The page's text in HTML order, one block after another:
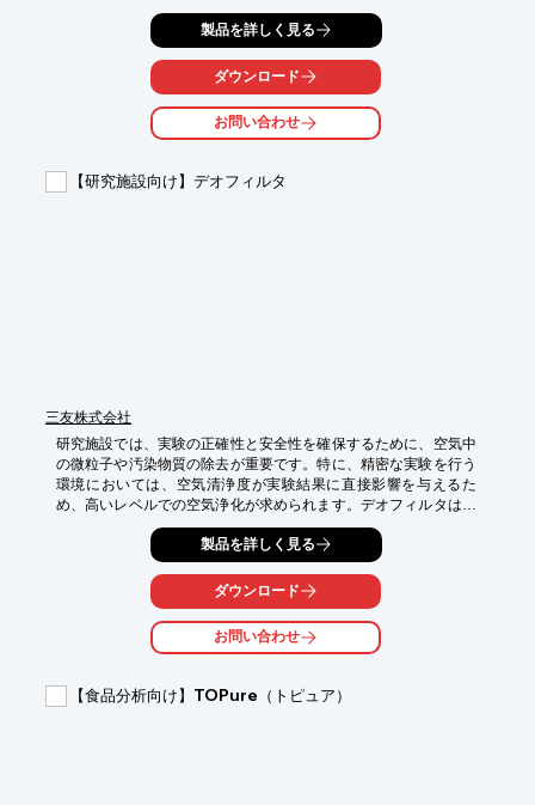
を高めることを目指します。改質された空気は、水や培地に取り
込むことで、実験対象の生育環境を整え、より正確で信頼性の高
い実験結果を得るためのサポートをします。
【活用シーン】
・植物生理学実験
・微生物培養実験
・水質分析実験
製品を詳しく見る
ダウンロード
お問い合わせ
【研究施設向け】デオフィルタ
三友株式会社
研究施設では、実験の正確性と安全性を確保するために、空気中
の微粒子や汚染物質の除去が重要です。特に、精密な実験を行う
環境においては、空気清浄度が実験結果に直接影響を与えるた
め、高いレベルでの空気浄化が求められます。デオフィルタは、
環境に配慮した不織布を使用し、幅広い分野で空気浄化機能を発
揮します。ロールフィルタ、カットフィルタにも対応しており、
任意の寸法に加工が可能です。
【活用シーン】
・クリーンルーム
【導入の効果】
製品を詳しく見る
ダウンロード
お問い合わせ
【食品分析向け】TOPure（トピュア）